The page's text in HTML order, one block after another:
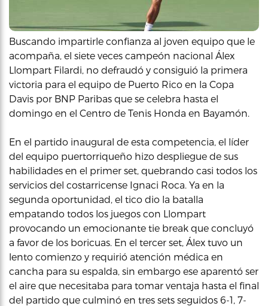
Buscando impartirle confianza al joven equipo que le
acompaña, el siete veces campeón nacional Álex
Llompart Filardi, no defraudó y consiguió la primera
victoria para el equipo de Puerto Rico en la Copa
Davis por BNP Paribas que se celebra hasta el
domingo en el Centro de Tenis Honda en Bayamón.
En el partido inaugural de esta competencia, el líder
del equipo puertorriqueño hizo despliegue de sus
habilidades en el primer set, quebrando casi todos los
servicios del costarricense Ignaci Roca. Ya en la
segunda oportunidad, el tico dio la batalla
empatando todos los juegos con Llompart
provocando un emocionante tie break que concluyó
a favor de los boricuas. En el tercer set, Álex tuvo un
lento comienzo y requirió atención médica en
cancha para su espalda, sin embargo ese aparentó ser
el aire que necesitaba para tomar ventaja hasta el final
del partido que culminó en tres sets seguidos 6-1, 7-